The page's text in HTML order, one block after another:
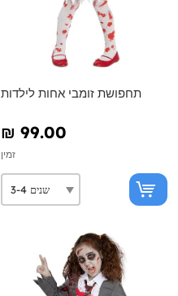
תחפושת זומבי אחות לילדות
₪‎ 99.00
זמין